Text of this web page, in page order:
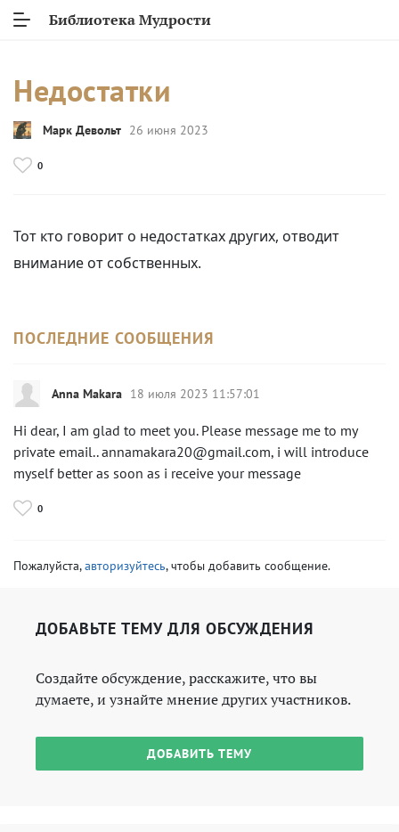
Библиотека Мудрости
Недостатки
Марк Девольт 26 июня 2023
0
Тот кто говорит о недостатках других, отводит
внимание от собственных.
ПОСЛЕДНИЕ СООБЩЕНИЯ
Anna Makara 18 июля 2023 11:57:01
Hi dear, I am glad to meet you. Please message me to my
private email.. annamakara20@gmail.com, i will introduce
myself better as soon as i receive your message
0
Пожалуйста,авторизуйтесь, чтобы добавить сообщение.
ДОБАВЬТЕ ТЕМУ ДЛЯ ОБСУЖДЕНИЯ
Создайте обсуждение, расскажите, что вы
думаете, и узнайте мнение других участников.
ДОБАВИТЬ ТЕМУ